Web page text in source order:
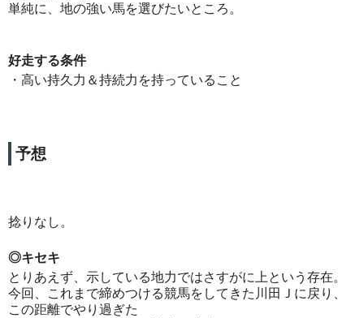
単純に、地の強い馬を選びたいところ。
好走する条件
・高い持久力＆持続力を持っていること
予想
捻りなし。
◎キセキ
とりあえず、示している地力ではさすがに上という存在。
今回、これまで締めつける競馬をしてきた川田Ｊに戻り、
この距離でやり過ぎた